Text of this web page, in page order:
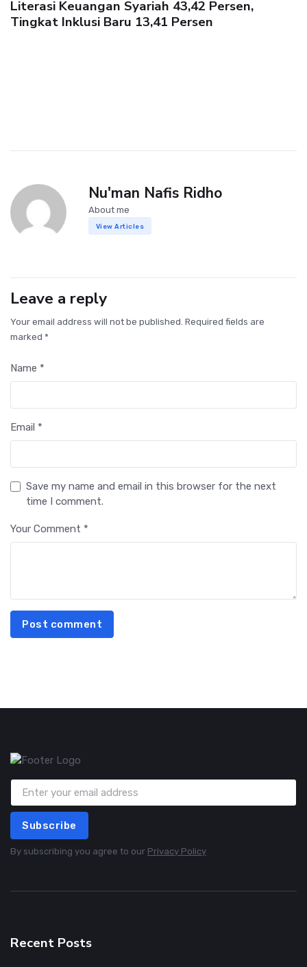
Literasi Keuangan Syariah 43,42 Persen,
Tingkat Inklusi Baru 13,41 Persen
Nu'man Nafis Ridho
About me
View Articles
Leave a reply
Your email address will not be published. Required fields are
marked *
Name *
Email *
Save my name and email in this browser for the next
time I comment.
Your Comment *
Post comment
Subscribe
By subscribing you agree to our Privacy Policy
Recent Posts